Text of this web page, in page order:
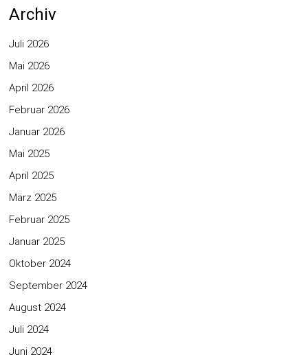
Archiv
Juli 2026
Mai 2026
April 2026
Februar 2026
Januar 2026
Mai 2025
April 2025
März 2025
Februar 2025
Januar 2025
Oktober 2024
September 2024
August 2024
Juli 2024
Juni 2024